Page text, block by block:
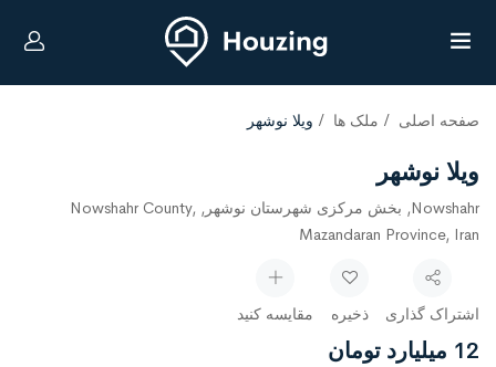
صفحه اصلی ملک ها ویلا نوشهر
ویلا نوشهر
Nowshahr, بخش مرکزی شهرستان نوشهر, Nowshahr County,
Mazandaran Province, Iran
اشتراک گذاری ذخیره مقایسه کنید
12 میلیارد تومان